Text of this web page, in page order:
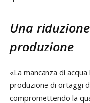
Una
produzione
«La mancanza di
produzione di ortaggi
compromettendo la